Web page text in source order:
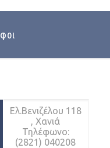
Ελ.Βενιζέλου 118
, Χανιά
Τηλέφωνο:
(2821) 040208